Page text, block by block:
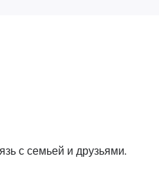
с семьей и друзьями.